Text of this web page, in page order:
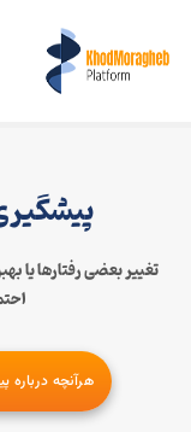
تغییر بعضی رفتارها یا
هرآنچه درباره